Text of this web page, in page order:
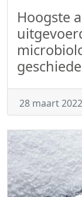
Hoogste
28 maart 2022